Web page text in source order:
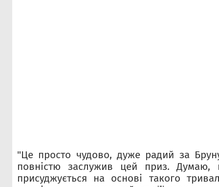
"Це просто чудово, дуже радий за
повністю заслужив цей приз. Думаю,
присуджується на основі такого